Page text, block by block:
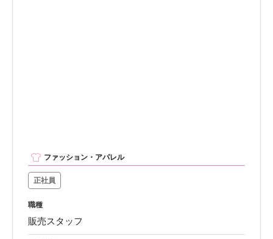
ファッション・アパレル
正社員
職種
販売スタッフ